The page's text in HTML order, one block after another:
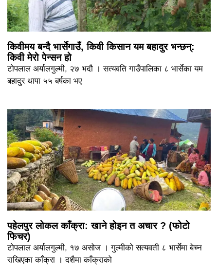
किवीमय बन्दै भार्सेगाउँ, किवी किसान यम बहादुर भन्छन्:
किवी मेरो पेन्सन हो
टोपलाल अर्यालगुल्मी, २७ भदौ । सत्यवति गाउँपालिका ८ भार्सेका यम
बहादुर थापा ५५ बर्षका भए
पहेलपुर लोकल काँक्रा: खाने होइन त अचार ? (फोटो
फिचर)
टोपलाल अर्यालगुल्मी, १७ असोज । गुल्मीको सत्यवती ८ भार्सेमा बेच्न
राखिएका काँक्रा । दशैमा काँक्राको